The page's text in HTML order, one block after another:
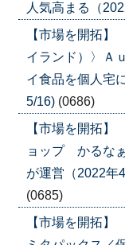
人気高まる（
【市場を開拓
イランド）〉Ａ
イ食品を個人宅
5/16) (0686)
【市場を開拓
ョップ かるな
が運営（2022年
(0685)
【市場を開拓